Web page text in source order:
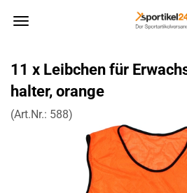
11 x Leib­chen für
hal­ter, oran­ge
(Art.Nr.: 588)